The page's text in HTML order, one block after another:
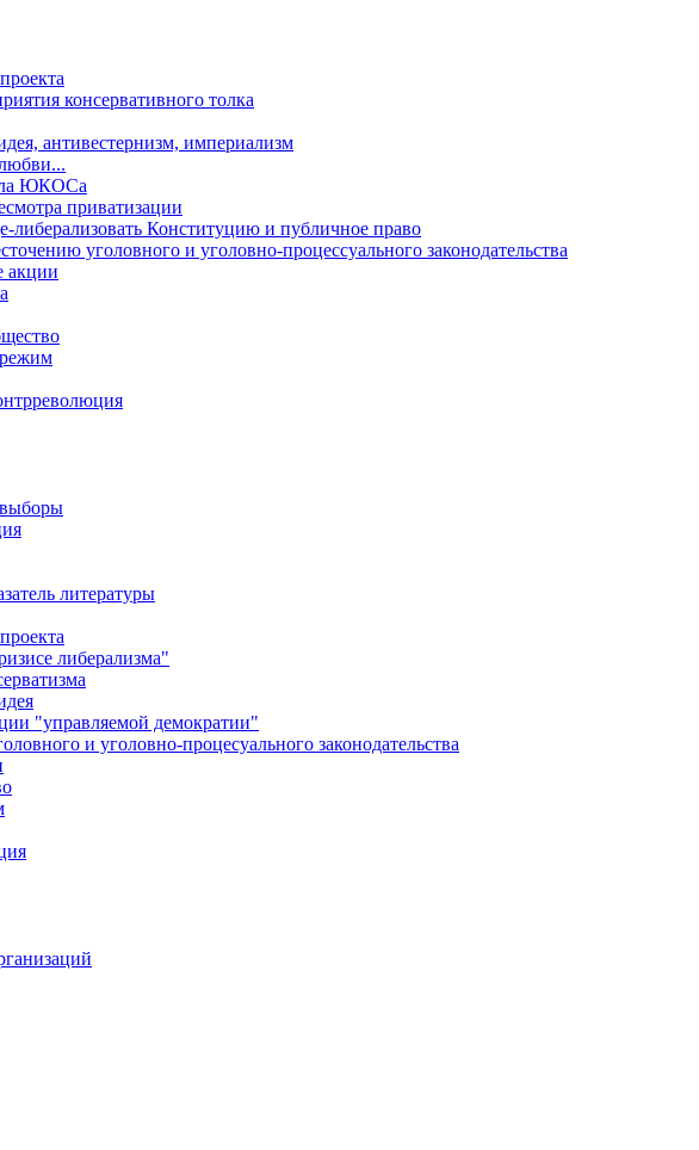
консервативного толка
антивестернизм, империализм
ЮКОСа
приватизации
либерализовать Конституцию и публичное право
уголовного и уголовно-процессуального законодательства
акции
литературы
либерализма"
"управляемой демократии"
и уголовно-процесуального законодательства